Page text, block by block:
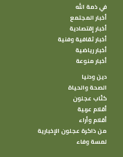
في ذمة الله
أخبار المجتمع
أخبار إقتصادية
أخبار ثقافية وفنية
أخبار رياضية
أخبار منوعة
دين ودنيا
الصحة والحياة
كتًاب عجلون
أقلام عربية
أقلام وأراء
من ذاكرة عجلون الإخبارية
لمسة وفاء